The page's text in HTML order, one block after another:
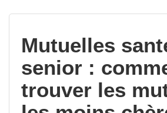
Mutuelles
senior :
trouver les